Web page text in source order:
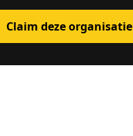
Claim deze organisatie